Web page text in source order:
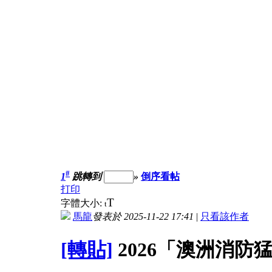
1# 跳轉到 » 倒序看帖
打印
字體大小: tT
馬龍發表於 2025-11-22 17:41 | 只看該作者
[轉貼] 2026「澳洲消防